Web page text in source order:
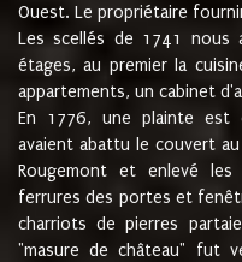
Ouest. Le propriétaire
Les scellés de 1741 nous
étages, au premier la
appartements, un cabinet
En 1776, une plainte est
avaient abattu le couvert
Rougemont et enlevé
ferrures des portes et
charriots de pierres
"masure de château" fut